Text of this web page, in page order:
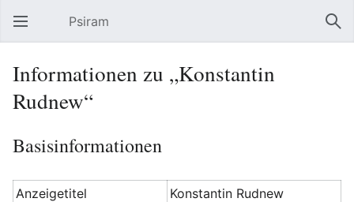
Hauptmenü öffnen Psiram
Informationen zu „Konstantin
Rudnew“
Basisinformationen
Anzeigetitel
Konstantin Rudnew